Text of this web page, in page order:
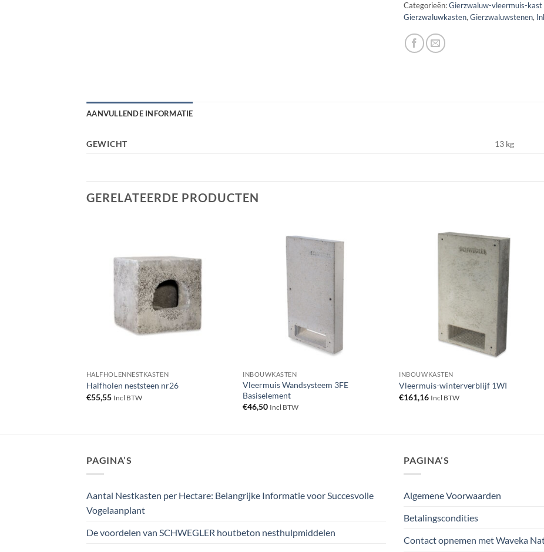
Categorieën:Gierzwaluw-vleermuis-
Gierzwaluwkasten, Gierzwaluwstenen,
AANVULLENDE INFORMATIE
GEWICHT 13 kg
GERELATEERDE PRODUCTEN
HALFHOLENNESTKASTEN
Halfholen neststeen nr26
€55,55 Incl BTW
INBOUWKASTEN
Vleermuis Wandsysteem 3FE
Basiselement
€46,50 Incl BTW
INBOUWKASTEN
Vleermuis-winterverblijf 1WI
€161,16 Incl BTW
PAGINA’S
Aantal Nestkasten per Hectare: Belangrijke Informatie voor Succesvolle
Vogelaanplant
De voordelen van SCHWEGLER houtbeton nesthulpmiddelen
PAGINA’S
Algemene Voorwaarden
Betalingscondities
Contact opnemen met Waveka